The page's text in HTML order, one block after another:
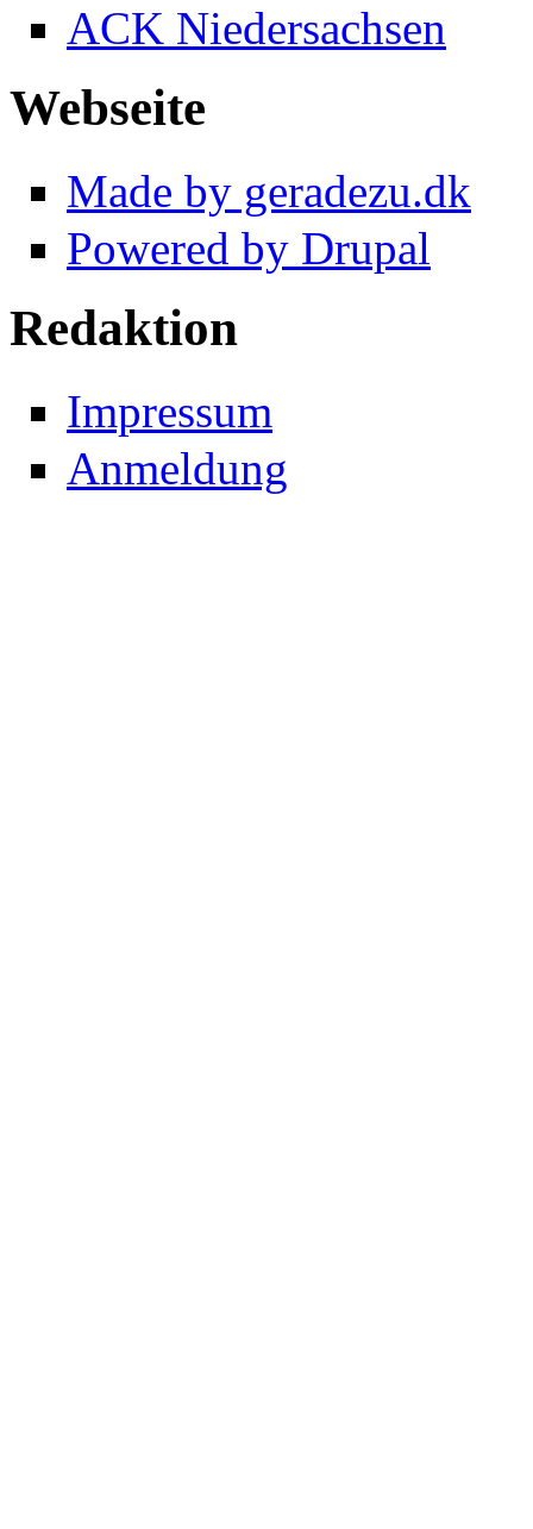
ACK Niedersachsen
Webseite
Made by geradezu.dk
Powered by Drupal
Redaktion
Impressum
Anmeldung